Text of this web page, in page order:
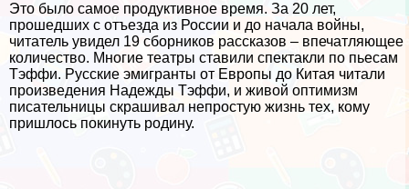
Это было самое продуктивное время. За 20 лет,
прошедших с отъезда из России и до начала войны,
читатель увидел 19 сборников рассказов – впечатляющее
количество. Многие театры ставили спектакли по пьесам
Тэффи. Русские эмигранты от Европы до Китая читали
произведения Надежды Тэффи, и живой оптимизм
писательницы скрашивал непростую жизнь тех, кому
пришлось покинуть родину.